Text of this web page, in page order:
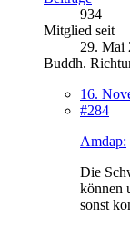
934
Mitglied seit
29. Mai
Buddh.
16.
#284
Amdap:
Die
können
sonst